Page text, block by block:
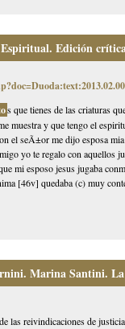
Edición
s que tienes de las criaturas
muestra y que tengo el
el seÃ±or me dijo esposa
yo te regalo con aquellos
mi esposo jesus jugaba
[46v] quedaba (c) muy
Marina Santini.
las reivindicaciones de